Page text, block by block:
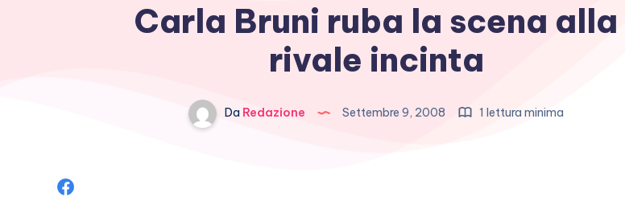
Carla Bruni ruba la scena alla
rivale incinta
Da Redazione Settembre 9, 2008 1 lettura minima